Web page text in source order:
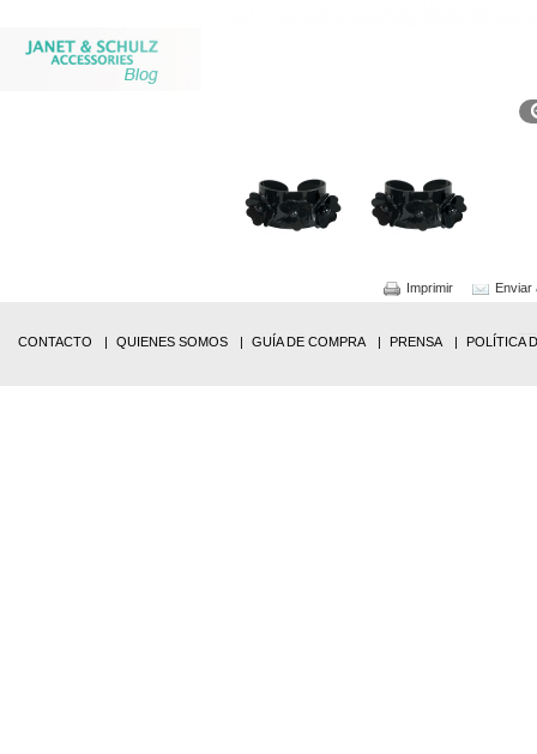
Enviar
Imprimir
CONTACTO QUIENES SOMOS GUÍA DE COMPRA PRENSA POLÍTICA